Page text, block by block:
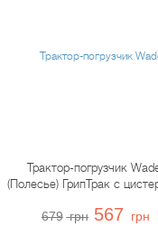
Трактор-погрузчик
(Полесье) ГрипТрак с
679 грн 567 грн